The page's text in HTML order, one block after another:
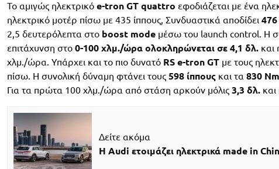
Το αμιγώς ηλεκτρικό e-tron GT quattro εφοδιάζεται με ένα
ηλεκτρικό μοτέρ πίσω με 435 ίππους, Συνδυαστικά αποδίδει 476
2,5 δευτερόλεπτα στο boost mode μέσω του launch control. Η
επιτάχυνση στο 0-100 χλμ./ώρα ολοκληρώνεται σε 4,1 δλ. και
χλμ./ώρα. Υπάρχει και το πιο δυνατό RS e-tron GT με τους
πίσω. Η συνολική δύναμη φτάνει τους 598 ίππους και τα 830
Για τα πρώτα 100 χλμ./ώρα από στάση αρκούν μόλις 3,3 δλ.
Δείτε ακόμα
Η Audi ετοιμάζει ηλεκτρικά made in